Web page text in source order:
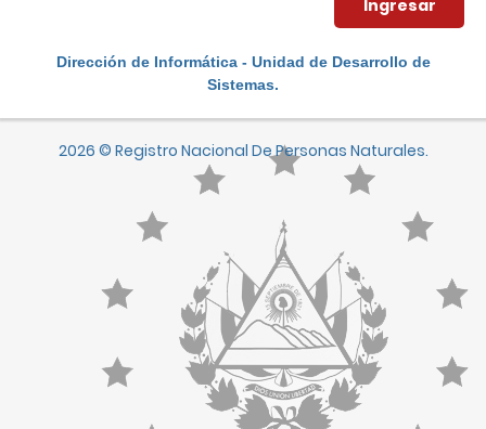
Dirección de Informática - Unidad de Desarrollo de
Sistemas.
2026 © Registro Nacional De Personas Naturales.